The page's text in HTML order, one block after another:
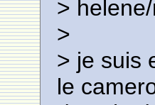
>
>
> je suis
le